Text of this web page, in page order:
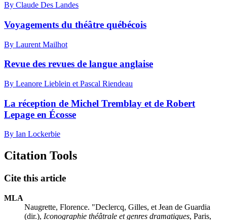
By Claude Des Landes
Voyagements du théâtre québécois
By Laurent Mailhot
Revue des revues de langue anglaise
By Leanore Lieblein et Pascal Riendeau
La réception de Michel Tremblay et de Robert
Lepage en Écosse
By Ian Lockerbie
Citation Tools
Cite this article
MLA
Naugrette, Florence. "Declercq, Gilles, et Jean de Guardia
(dir.), Iconographie théâtrale et genres dramatiques, Paris,